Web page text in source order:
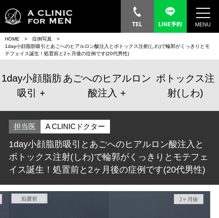
MENU
HOME
症例写真
1day小顔脂肪吸引とあごへのヒアルロン酸注入とボトックス注射(しわ)で輪郭がくっきりとモ
テフェイス誕生！処置前と2ヶ月後の症例です(20代男性)
1day小顔脂肪
吸引
あごへのヒアルロン
酸注入
ボトックス注
射(しわ)
担当医 A CLINICドクター
1day小顔脂肪吸引とあごへのヒアルロン酸注入と
ボトックス注射(しわ)で輪郭がくっきりとモテフェ
イス誕生！処置前と2ヶ月後の症例です(20代男性)